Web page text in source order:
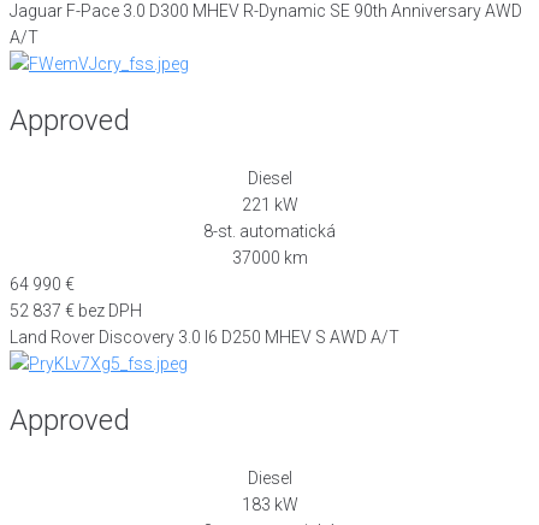
Jaguar F-Pace 3.0 D300 MHEV R-Dynamic SE 90th Anniversary AWD
A/T
Approved
Diesel
221 kW
8-st. automatická
37000 km
64 990 €
52 837 € bez DPH
Land Rover Discovery 3.0 I6 D250 MHEV S AWD A/T
Approved
Diesel
183 kW